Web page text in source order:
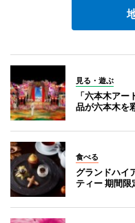
見る・遊ぶ
「六本木ア
品が六本木を
食べる
グランドハイ
ティー 期間限